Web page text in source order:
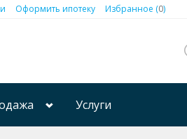
Оформить ипотеку Избранное (0)
Услуги